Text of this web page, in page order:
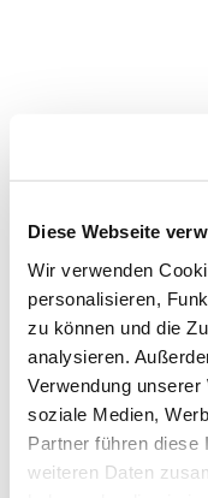
Diese Webseite
Wir verwenden
personalisieren,
zu können und die
analysieren.
Verwendung
soziale Medien,
Partner führen diese
weiteren Daten